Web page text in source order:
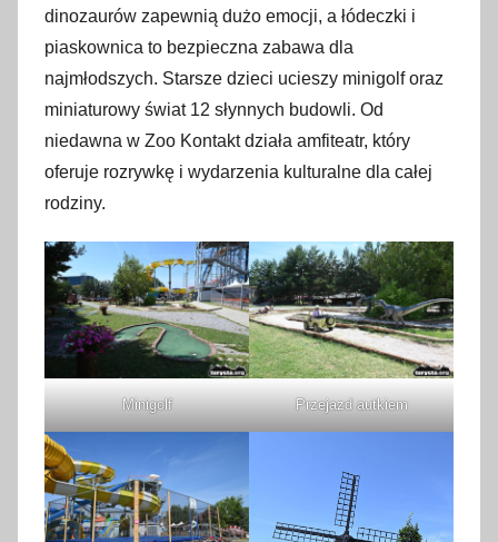
dinozaurów zapewnią dużo emocji, a łódeczki i
piaskownica to bezpieczna zabawa dla
najmłodszych. Starsze dzieci ucieszy minigolf oraz
miniaturowy świat 12 słynnych budowli. Od
niedawna w Zoo Kontakt działa amfiteatr, który
oferuje rozrywkę i wydarzenia kulturalne dla całej
rodziny.
Minigolf Przejazd autkiem